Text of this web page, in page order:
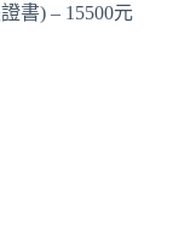
書) – 15500元